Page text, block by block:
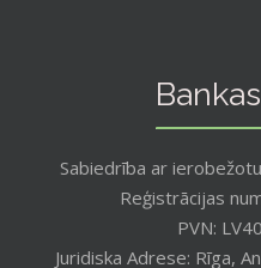
Sabiedrība ar
Reģistrācijas
PVN:
Juridiska Adrese: Rīga,